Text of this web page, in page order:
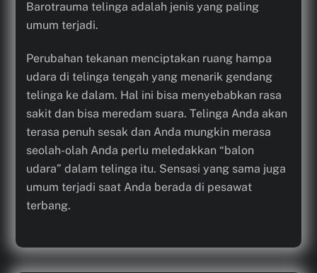
Barotrauma telinga adalah jenis yang paling
umum terjadi.
Perubahan tekanan menciptakan ruang hampa
udara di telinga tengah yang menarik gendang
telinga ke dalam. Hal ini bisa menyebabkan rasa
sakit dan bisa meredam suara. Telinga Anda akan
terasa penuh sesak dan Anda mungkin merasa
seolah-olah Anda perlu meledakkan “balon
udara” dalam telinga itu. Sensasi yang sama juga
umum terjadi saat Anda berada di pesawat
terbang.